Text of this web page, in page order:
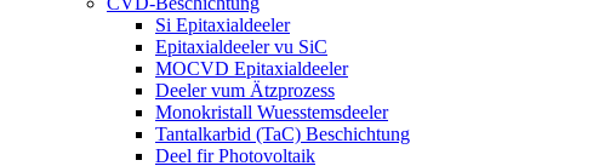
Si Epitaxialdeeler
Epitaxialdeeler vu SiC
MOCVD Epitaxialdeeler
Deeler vum Ätzprozess
Monokristall Wuesstemsdeeler
Tantalkarbid (TaC) Beschichtung
Deel fir Photovoltaik